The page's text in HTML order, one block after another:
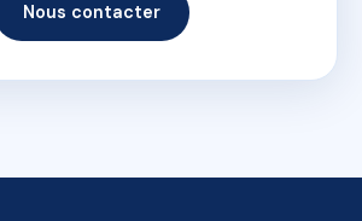
Nous contacter